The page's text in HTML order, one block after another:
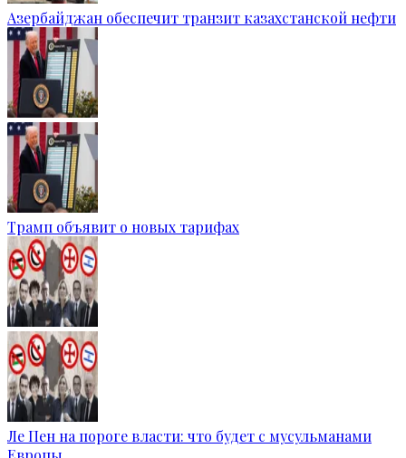
Азербайджан обеспечит транзит казахстанской нефти
Трамп объявит о новых тарифах
Ле Пен на пороге власти: что будет с мусульманами